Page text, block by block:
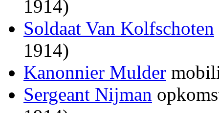
1914)
Soldaat Van Kolfschoten
1914)
Kanonnier Mulder
Sergeant Nijman